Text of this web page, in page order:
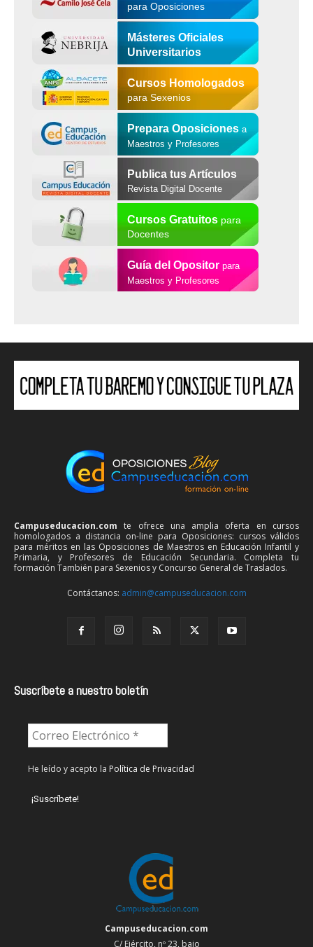
para Oposiciones
Másteres Oficiales
Universitarios
Cursos Homologados
para Sexenios
Prepara Oposiciones a
Maestros y Profesores
Publica tus Artículos
Revista Digital Docente
Cursos Gratuitospara
Docentes
Guía del Opositor para
Maestros y Profesores
Campuseducacion.com te ofrece una amplia oferta en cursos
homologados a distancia on-line para Oposiciones: cursos válidos
para méritos en las Oposiciones de Maestros en Educación Infantil y
Primaria, y Profesores de Educación Secundaria. Completa tu
formación También para Sexenios y Concurso General de Traslados.
Contáctanos: admin@campuseducacion.com
Suscríbete a nuestro boletín
He leído y acepto la Política de Privacidad
Campuseducacion.com
C/ Ejército, nº 23, bajo